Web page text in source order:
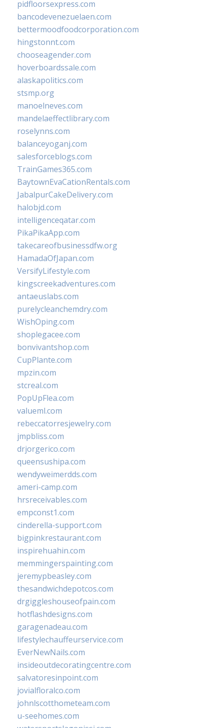
pidfloorsexpress.com
bancodevenezuelaen.com
bettermoodfoodcorporation.com
hingstonnt.com
chooseagender.com
hoverboardssale.com
alaskapolitics.com
stsmp.org
manoelneves.com
mandelaeffectlibrary.com
roselynns.com
balanceyoganj.com
salesforceblogs.com
TrainGames365.com
BaytownEvaCationRentals.com
JabalpurCakeDelivery.com
halobjd.com
intelligenceqatar.com
PikaPikaApp.com
takecareofbusinessdfw.org
HamadaOfJapan.com
VersifyLifestyle.com
kingscreekadventures.com
antaeuslabs.com
purelycleanchemdry.com
WishOping.com
shoplegacee.com
bonvivantshop.com
CupPlante.com
mpzin.com
stcreal.com
PopUpFlea.com
valueml.com
rebeccatorresjewelry.com
jmpbliss.com
drjorgerico.com
queensushipa.com
wendyweimerdds.com
ameri-camp.com
hrsreceivables.com
empconst1.com
cinderella-support.com
bigpinkrestaurant.com
inspirehuahin.com
memmingerspainting.com
jeremypbeasley.com
thesandwichdepotcos.com
drgiggleshouseofpain.com
hotflashdesigns.com
garagenadeau.com
lifestylechauffeurservice.com
EverNewNails.com
insideoutdecoratingcentre.com
salvatoresinpoint.com
jovialfloralco.com
johnlscotthometeam.com
u-seehomes.com